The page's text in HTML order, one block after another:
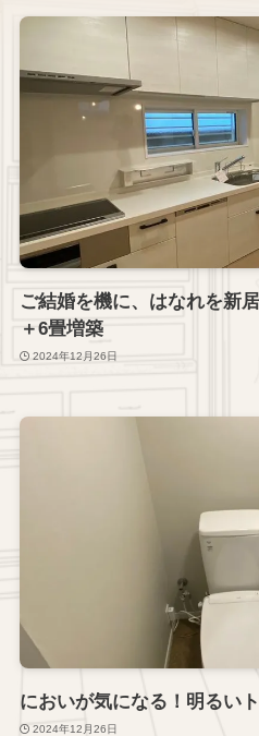
ご結婚を機に、はなれを新
＋6畳増築
2024年12月26日
においが気になる！明るい
2024年12月26日